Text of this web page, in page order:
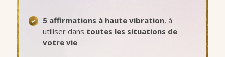
5 affirmations à haute vibration, à
utiliser dans toutes les situations de
votre vie